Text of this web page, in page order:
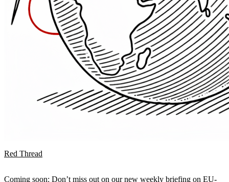
Red Thread
Coming soon: Don’t miss out on our new weekly briefing on EU-